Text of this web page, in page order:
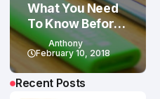
What You Need
To Know Before
Studying In
Canada
Anthony
February 10, 2018
Recent Posts